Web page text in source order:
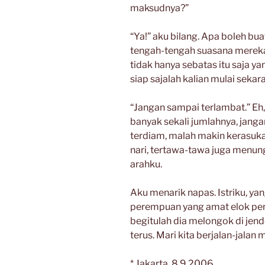
maksudnya?”
“Ya!” aku bilang. Apa boleh
tengah-tengah suasana
tidak hanya sebatas itu saja
siap sajalah kalian mulai
“Jangan sampai terlambat.”
banyak sekali jumlahnya,
terdiam, malah makin
nari, tertawa-tawa juga
arahku.
Aku menarik napas. Istriku,
perempuan yang amat elok
begitulah dia melongok di
terus. Mari kita berjalan-jalan